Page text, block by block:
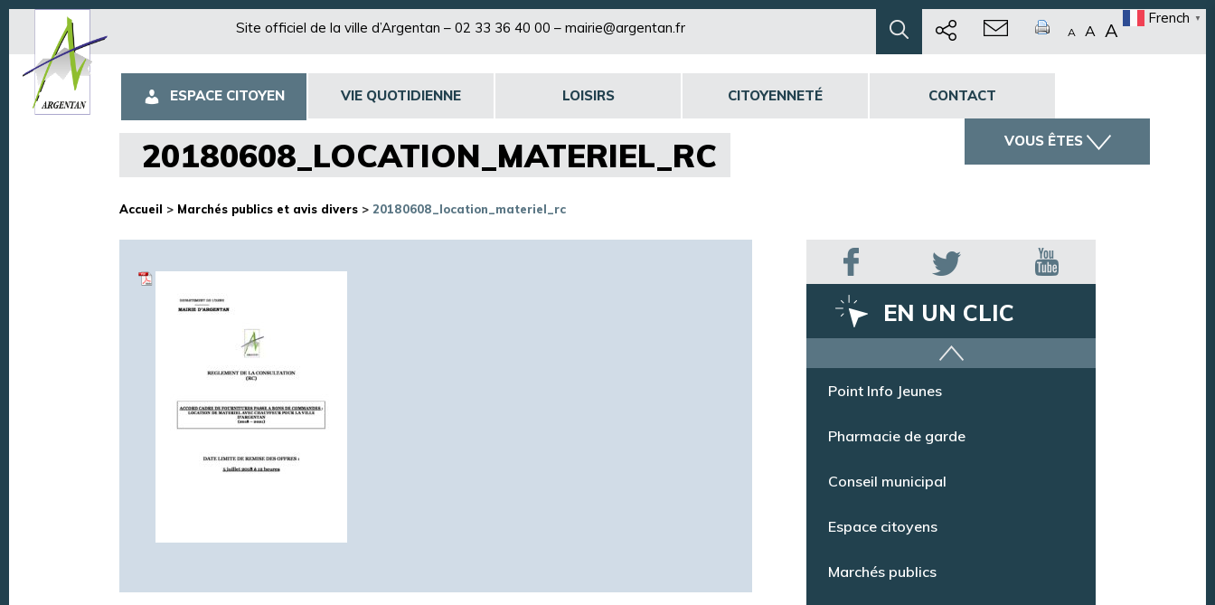
Site officiel de la ville d’Argentan – 02 33 36 40 00 – mairie@argentan.fr A A A
French ▼
ESPACE CITOYEN VIE QUOTIDIENNE LOISIRS CITOYENNETÉ CONTACT
VOUS ÊTES
20180608_LOCATION_MATERIEL_RC
Accueil > Marchés publics et avis divers > 20180608_location_materiel_rc
EN UN CLIC
Offres d’emploi
Point Info Jeunes
Pharmacie de garde
Conseil municipal
Espace citoyens